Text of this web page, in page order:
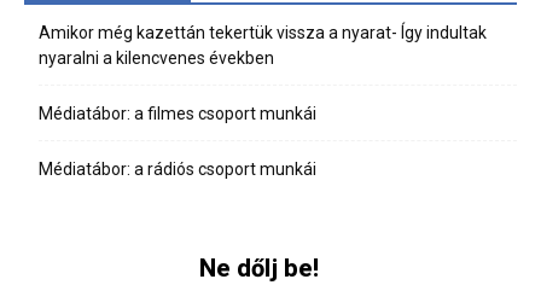
Amikor még kazettán tekertük vissza a nyarat- Így indultak
nyaralni a kilencvenes években
Médiatábor: a filmes csoport munkái
Médiatábor: a rádiós csoport munkái
Ne dőlj be!